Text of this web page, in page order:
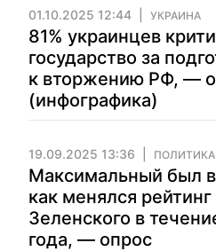
01.10.2025 12:44 УКРАИНА
81% украинцев
государство за
к вторжению РФ, —
(инфографика)
19.09.2025 13:36 ПОЛИТИКА
Максимальный был
как менялся рейтинг
Зеленского в
года, — опрос